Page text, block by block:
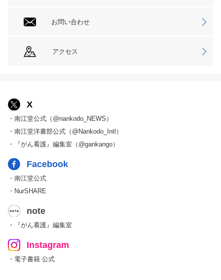
お問い合わせ
アクセス
X
・南江堂公式（@nankodo_NEWS）
・南江堂洋書部公式（@Nankodo_Intl）
・『がん看護』編集室（@gankango）
Facebook
・南江堂公式
・NurSHARE
note
・『がん看護』編集室
Instagram
・電子書籍 公式